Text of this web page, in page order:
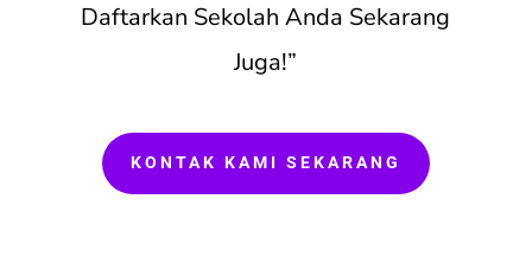
Daftarkan Sekolah Anda Sekarang
Juga!”
KONTAK KAMI SEKARANG